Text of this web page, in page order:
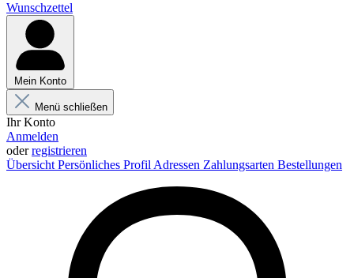
Wunschzettel
Mein Konto
Menü schließen
Ihr Konto
Anmelden
oderregistrieren
Übersicht Persönliches Profil Adressen Zahlungsarten Bestellungen